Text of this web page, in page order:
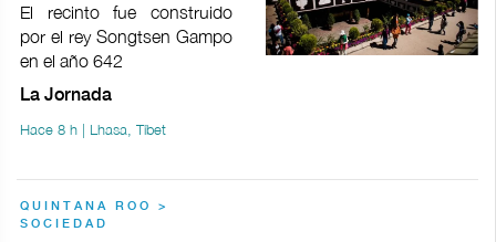
El recinto fue construido
por el rey Songtsen Gampo
en el año 642
La Jornada
Hace 8 h | Lhasa, Tíbet
QUINTANA ROO >
SOCIEDAD